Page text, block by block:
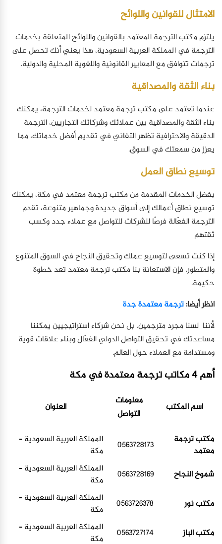
الامتثال للقوانين واللوائح
يلتزم مكتب الترجمة المعتمد بالقوانين واللوائح المتعلقة بخدمات
الترجمة في المملكة العربية السعودية، هذا يعني أنك تحصل على
ترجمات تتوافق مع المعايير القانونية واللغوية المحلية والدولية.
بناء الثقة والمصداقية
عندما تعتمد على مكتب ترجمة معتمد لخدمات الترجمة، يمكنك
بناء الثقة والمصداقية بين عملائك وشركائك التجاريين، الترجمة
الدقيقة والاحترافية تظهر التفاني في تقديم أفضل خدماتك، مما
يعزز من سمعتك في السوق.
توسيع نطاق العمل
بفضل الخدمات المقدمة من مكتب ترجمة معتمد في مكة، يمكنك
توسيع نطاق أعمالك إلى أسواق جديدة وجماهير متنوعة، تقدم
الترجمة الفعّالة فرصًا للشركات للتواصل مع عملاء جدد وكسب
ثقتهم
إذا كنت تسعى لتوسيع عملك وتحقيق النجاح في السوق المتنوع
والمتطور، فإن الاستعانة بنا مكتب ترجمة معتمد تعد خطوة
حكيمة.
انظر أيضا:ترجمة معتمدة جدة
لأننا لسنا مجرد مترجمين، بل نحن شركاء استراتيجيين يمكننا
مساعدتك في تحقيق التواصل الدولي الفعّال وبناء علاقات قوية
ومستدامة مع العملاء حول العالم.
أهم 4 مكاتب ترجمة معتمدة في مكة
اسم المكتب
معلومات
التواصل
العنوان
مكتب ترجمة
معتمد
0563728173
المملكة العربية السعودية –
مكة
شموخ النجاح
0563728169
المملكة العربية السعودية –
مكة
مكتب نور
0563726378
المملكة العربية السعودية –
مكة
مكتب الباز
0563727174
المملكة العربية السعودية –
مكة